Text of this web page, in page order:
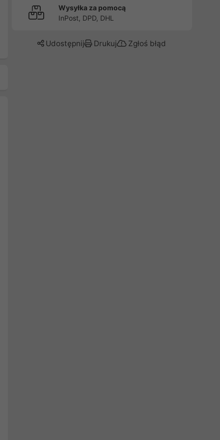
Wysyłka za pomocą
InPost, DPD, DHL
Udostępnij Drukuj Zgłoś błąd